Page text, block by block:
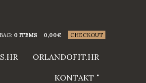
0 ITEMS 0,00€ CHECKOUT
ORLANDOFIT.HR
KONTAKT